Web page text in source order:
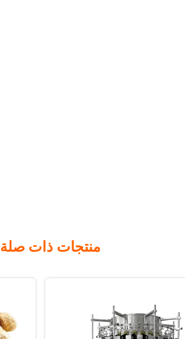
منتجات ذات صلة